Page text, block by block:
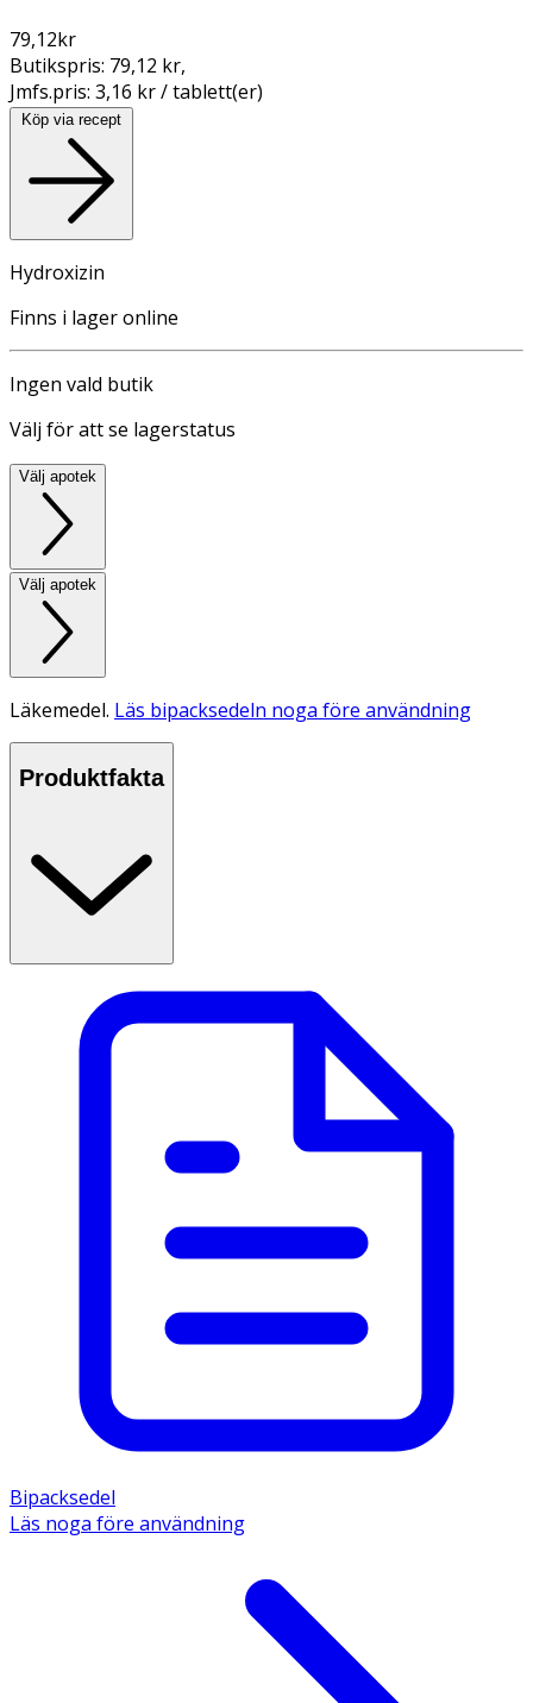
79,12kr
Butikspris: 79,12 kr,
Jmfs.pris: 3,16 kr / tablett(er)
Köp via recept
Hydroxizin
Finns i lager online
Ingen vald butik
Välj för att se lagerstatus
Välj apotek
Välj apotek
Läkemedel. Läs bipacksedeln noga före användning
Produktfakta
Bipacksedel
Läs noga före användning